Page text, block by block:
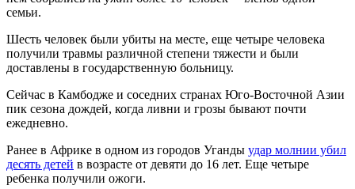
семьи.
Шесть человек были убиты на месте, еще четыре человека
получили травмы различной степени тяжести и были
доставлены в государственную больницу.
Сейчас в Камбодже и соседних странах Юго-Восточной Азии
пик сезона дождей, когда ливни и грозы бывают почти
ежедневно.
Ранее в Африке в одном из городов Уганды удар молнии убил
десять детей в возрасте от девяти до 16 лет. Еще четыре
ребенка получили ожоги.